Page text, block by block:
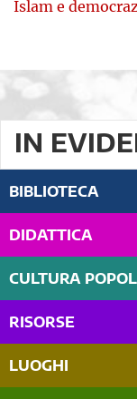
Islam e
IN
BIBLIOTECA
DIDATTICA
CULTURA
RISORSE
LUOGHI